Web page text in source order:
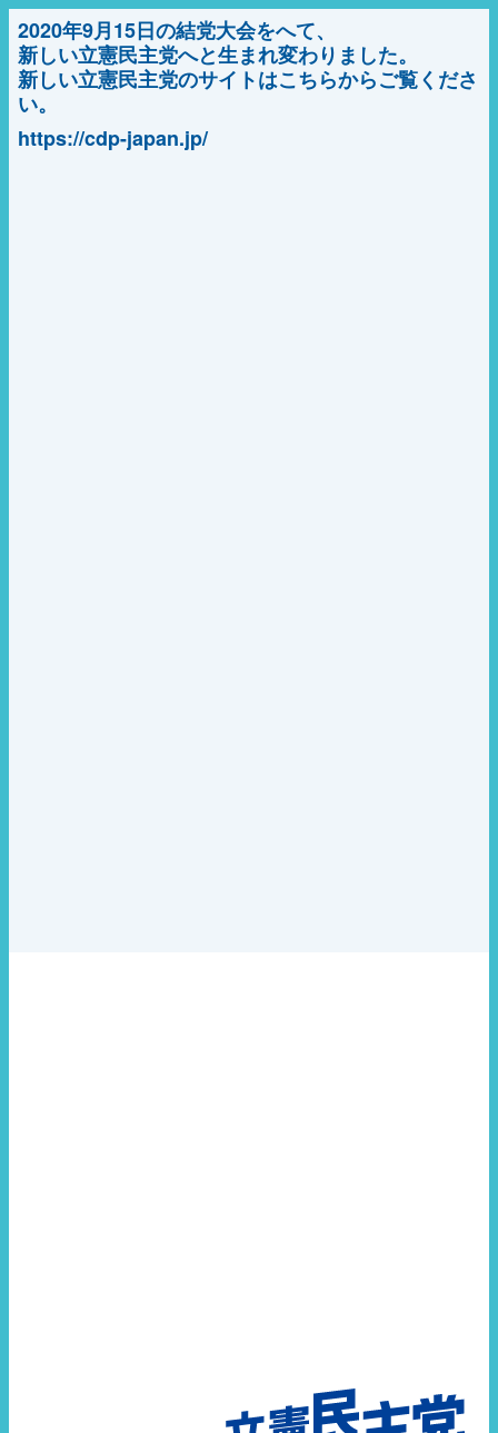
2020年9月15日の結党大会をへて、
新しい立憲民主党へと生まれ変わりました。
新しい立憲民主党のサイトはこちらからご覧くださ
い。
https://cdp-japan.jp/